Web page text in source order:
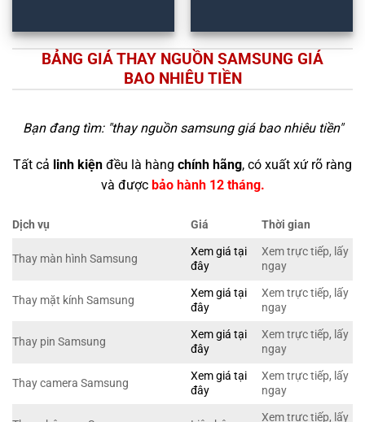
BẢNG GIÁ THAY NGUỒN SAMSUNG GIÁ
BAO NHIÊU TIỀN
Bạn đang tìm: "thay nguồn samsung giá bao nhiêu tiền"
Tất cả linh kiện đều là hàng chính hãng, có xuất xứ rõ ràng
và được bảo hành 12 tháng.
Dịch vụ Giá Thời gian
Thay màn hình Samsung
Xem giá tại
đây
Xem trực tiếp, lấy
ngay
Thay mặt kính Samsung
Xem giá tại
đây
Xem trực tiếp, lấy
ngay
Thay pin Samsung
Xem giá tại
đây
Xem trực tiếp, lấy
ngay
Thay camera Samsung
Xem giá tại
đây
Xem trực tiếp, lấy
ngay
Xem trực tiếp, lấy